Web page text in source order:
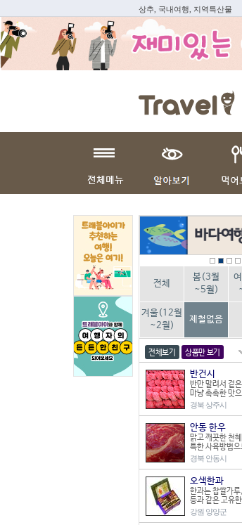
상추, 국내여행, 지역특산물
전체
봄(3월
~5월)
겨울(12월
~2월)
제철없음
전체보기 상품만 보기
반건시
반만 말려서 겉
마냥 촉촉한 맛
경북 상주시
안동 한우
맑고 깨끗한 천
특한 사육방법으
경북 안동시
오색한과
한과는 찹쌀가
등과 같은 고유
강원 양양군